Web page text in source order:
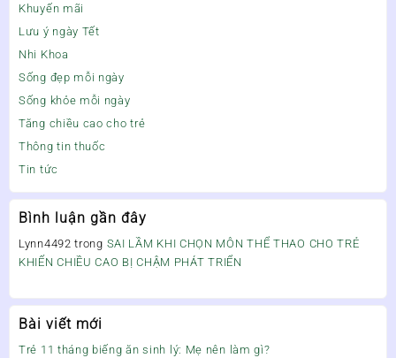
Khuyến mãi
Lưu ý ngày Tết
Nhi Khoa
Sống đẹp mỗi ngày
Sống khỏe mỗi ngày
Tăng chiều cao cho trẻ
Thông tin thuốc
Tin tức
Bình luận gần đây
Lynn4492 trong SAI LẦM KHI CHỌN MÔN THỂ THAO CHO TRẺ
KHIẾN CHIỀU CAO BỊ CHẬM PHÁT TRIỂN
Bài viết mới
Trẻ 11 tháng biếng ăn sinh lý: Mẹ nên làm gì?